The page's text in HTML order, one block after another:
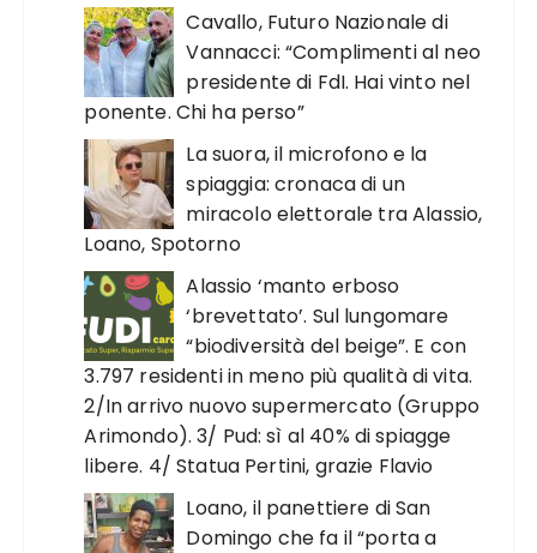
Cavallo, Futuro Nazionale di
Vannacci: “Complimenti al neo
presidente di FdI. Hai vinto nel
ponente. Chi ha perso”
La suora, il microfono e la
spiaggia: cronaca di un
miracolo elettorale tra Alassio,
Loano, Spotorno
Alassio ‘manto erboso
‘brevettato’. Sul lungomare
“biodiversità del beige”. E con
3.797 residenti in meno più qualità di vita.
2/In arrivo nuovo supermercato (Gruppo
Arimondo). 3/ Pud: sì al 40% di spiagge
libere. 4/ Statua Pertini, grazie Flavio
Loano, il panettiere di San
Domingo che fa il “porta a